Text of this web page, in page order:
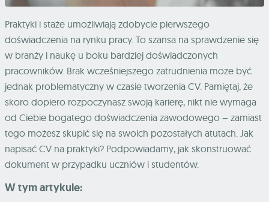
Praktyki i staże umożliwiają zdobycie pierwszego
doświadczenia na rynku pracy. To szansa na sprawdzenie się
w branży i naukę u boku bardziej doświadczonych
pracowników. Brak wcześniejszego zatrudnienia może być
jednak problematyczny w czasie tworzenia CV. Pamiętaj, że
skoro dopiero rozpoczynasz swoją karierę, nikt nie wymaga
od Ciebie bogatego doświadczenia zawodowego – zamiast
tego możesz skupić się na swoich pozostałych atutach. Jak
napisać CV na praktyki? Podpowiadamy, jak skonstruować
dokument w przypadku uczniów i studentów.
W tym artykule: